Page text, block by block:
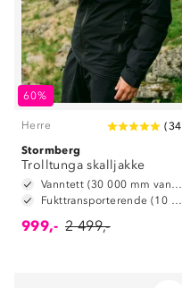
60%
Herre (34
Stormberg
Trolltunga skalljakke
Vanntett (30 000 mm vannsøyle)
Fukttransporterende (10 000 g/m2/24t)
999,- 2 499,-